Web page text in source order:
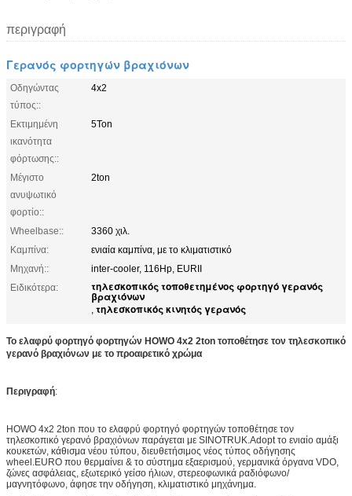
περιγραφή
Γερανός φορτηγών βραχιόνων
Οδηγώντας
τύπος::
4x2
Εκτιμημένη
ικανότητα
φόρτωσης::
5Ton
Μέγιστο
ανυψωτικό
φορτίο::
2ton
Wheelbase::
3360 χιλ.
Καμπίνα:
ενιαία καμπίνα, με το κλιματιστικό
Μηχανή::
inter-cooler, 116Hp, EURII
Ειδικότερα:
τηλεσκοπικός τοποθετημένος φορτηγό γερανός
βραχιόνων
, τηλεσκοπικός κινητός γερανός
Το ελαφρύ φορτηγό φορτηγών HOWO 4x2 2ton τοποθέτησε τον τηλεσκοπικό
γερανό βραχιόνων με το προαιρετικό χρώμα
Περιγραφή:
HOWO 4x2 2ton που το ελαφρύ φορτηγό φορτηγών τοποθέτησε τον
τηλεσκοπικό γερανό βραχιόνων παράγεται με SINOTRUK.Adopt το ενιαίο αμάξι
κουκετών, κάθισμα νέου τύπου, διευθετήσιμος νέος τύπος οδήγησης
wheel.EURO που θερμαίνει & το σύστημα εξαερισμού, γερμανικά όργανα VDO,
ζώνες ασφάλειας, εξωτερικό γείσο ήλιων, στερεοφωνικά ραδιόφωνο/
μαγνητόφωνο, άφησε την οδήγηση, κλιματιστικό μηχάνημα.